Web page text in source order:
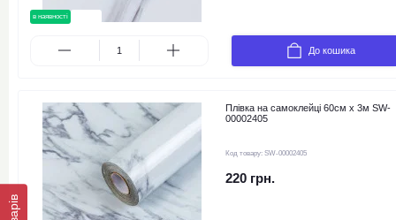
в наявності
До кошика
Плівка на самоклейці 60см х 3м SW-
00002405
Код товару: SW-00002405
220 грн.